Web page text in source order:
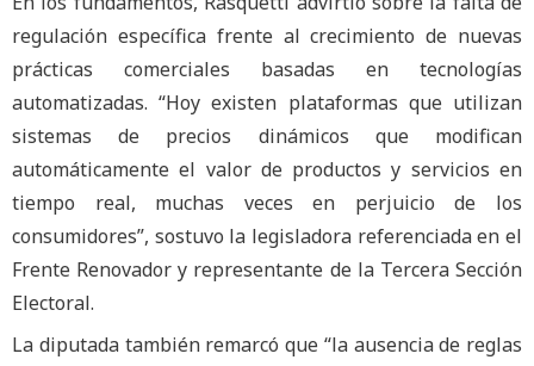
regulación específica frente al crecimiento de nuevas
prácticas comerciales basadas en tecnologías
automatizadas. “Hoy existen plataformas que utilizan
sistemas de precios dinámicos que modifican
automáticamente el valor de productos y servicios en
tiempo real, muchas veces en perjuicio de los
consumidores”, sostuvo la legisladora referenciada en el
Frente Renovador y representante de la Tercera Sección
Electoral.
La diputada también remarcó que “la ausencia de reglas